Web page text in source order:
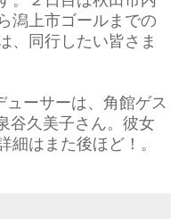
潟上市ゴールまでの
、同行したい皆さま
ーサーは、角館ゲス
谷久美子さん。彼女
細はまた後ほど！。